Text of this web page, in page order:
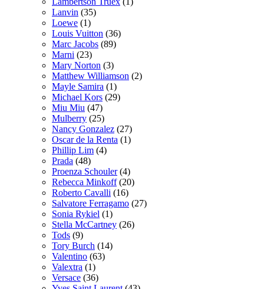
Lanvin (35)
Loewe (1)
Louis Vuitton (36)
Marc Jacobs (89)
Marni (23)
Mary Norton (3)
Matthew Williamson (2)
Mayle Samira (1)
Michael Kors (29)
Miu Miu (47)
Mulberry (25)
Nancy Gonzalez (27)
Oscar de la Renta (1)
Phillip Lim (4)
Prada (48)
Proenza Schouler(4)
Rebecca Minkoff(20)
Roberto Cavalli (16)
Salvatore Ferragamo (27)
Sonia Rykiel (1)
Stella McCartney (26)
Tods (9)
Tory Burch (14)
Valentino (63)
Valextra (1)
Versace (36)